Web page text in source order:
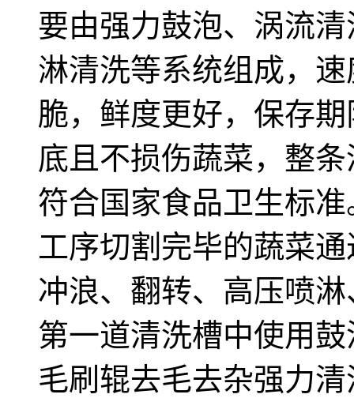
要由强力鼓泡、涡流
淋清洗等系统组成，
脆，鲜度更好，保存
底且不损伤蔬菜，整
符合国家食品卫生标
工序切割完毕的蔬菜
冲浪、翻转、高压喷
第一道清洗槽中使用
毛刷辊去毛去杂强力